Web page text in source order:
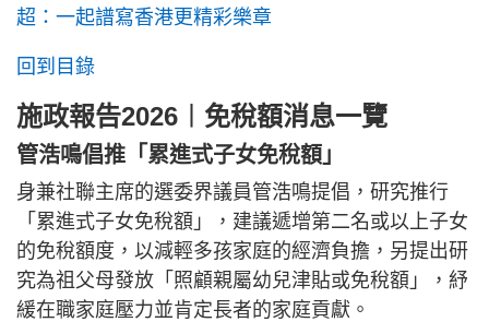
超：一起譜寫香港更精彩樂章
回到目錄
施政報告2026︱免稅額消息一覽
管浩鳴倡推「累進式子女免稅額」
身兼社聯主席的選委界議員管浩鳴提倡，研究推行
「累進式子女免稅額」，建議遞增第二名或以上子女
的免稅額度，以減輕多孩家庭的經濟負擔，另提出研
究為祖父母發放「照顧親屬幼兒津貼或免稅額」，紓
緩在職家庭壓力並肯定長者的家庭貢獻。